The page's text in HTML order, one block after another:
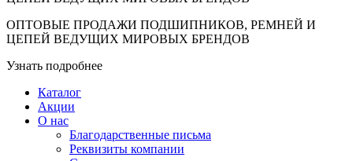
ОПТОВЫЕ ПРОДАЖИ ПОДШИПНИКОВ, РЕМНЕЙ И
ЦЕПЕЙ ВЕДУЩИХ МИРОВЫХ БРЕНДОВ
Узнать подробнее
Каталог
Акции
О нас
Благодарственные письма
Реквизиты компании